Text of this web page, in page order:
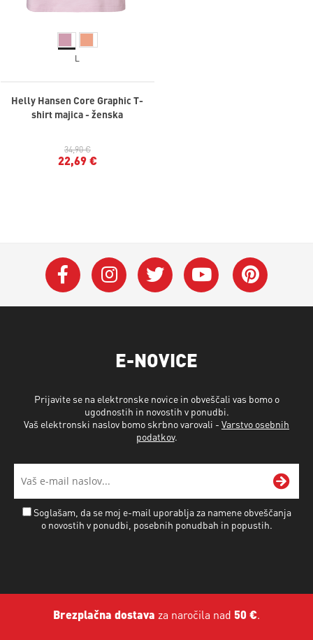
L
Helly Hansen Core Graphic T-
shirt majica - ženska
34,90 €
22,69 €
E-NOVICE
Prijavite se na elektronske novice in obveščali vas bomo o
ugodnostih in novostih v ponudbi.
Vaš elektronski naslov bomo skrbno varovali - Varstvo osebnih
podatkov.
Soglašam, da se moj e-mail uporablja za namene obveščanja
o novostih v ponudbi, posebnih ponudbah in popustih.
Brezplačna dostava za naročila nad 50 €.